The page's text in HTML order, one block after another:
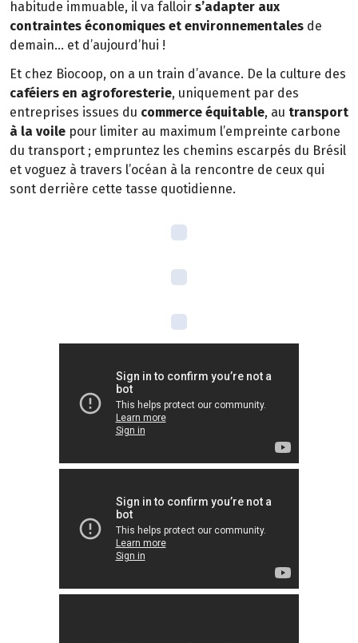
habitude immuable, il va falloir s’adapter aux
contraintes économiques et environnementales de
demain… et d’aujourd’hui !
Et chez Biocoop, on a un train d’avance. De la culture des
caféiers en agroforesterie, uniquement par des
entreprises issues du commerce équitable, au transport
à la voile pour limiter au maximum l’empreinte carbone
du transport ; empruntez les chemins escarpés du Brésil
et voguez à travers l’océan à la rencontre de ceux qui
sont derrière cette tasse quotidienne.